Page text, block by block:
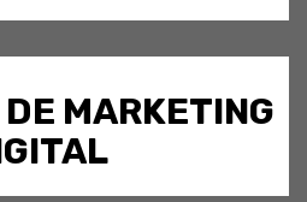
MARKETING